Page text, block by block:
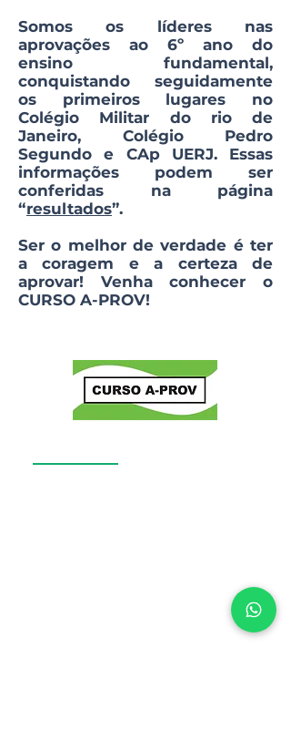
Somos os líderes nas
aprovações ao 6º ano do
ensino fundamental,
conquistando seguidamente
os primeiros lugares no
Colégio Militar do rio de
Janeiro, Colégio Pedro
Segundo e CAp UERJ. Essas
informações podem ser
conferidas na página
“resultados”.
Ser o melhor de verdade é ter
a coragem e a certeza de
aprovar! Venha conhecer o
CURSO A-PROV!